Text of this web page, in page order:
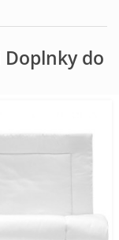
Doplnky do